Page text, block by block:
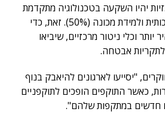
יהיו השקעה בטכנולוגיה מתקדמת
המבוססת על בינה מלאכותית ולמידת מכונה (50%). זאת, כדי
יותר וכלי ניטור מרכזיים, שיביאו
אבטחה.
"יסייעו לארגונים להיאבק בנוף
כאשר התוקפים הופכים לתוקפניים
חדשים במתקפות שלהם".